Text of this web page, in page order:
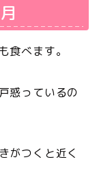
食べます。
惑っているの
がつくと近く